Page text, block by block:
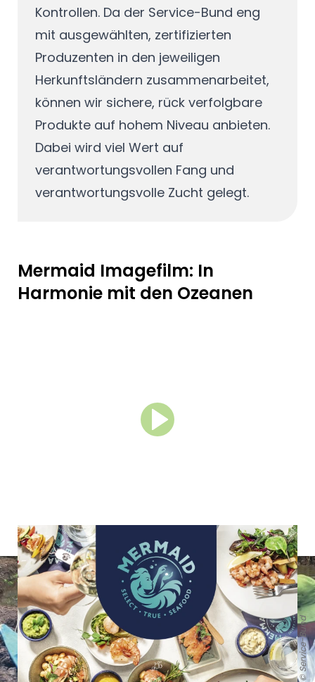
Kontrollen. Da der Service-Bund eng
mit ausgewählten, zertifizierten
Produzenten in den jeweiligen
Herkunftsländern zusammenarbeitet,
können wir sichere, rück verfolgbare
Produkte auf hohem Niveau anbieten.
Dabei wird viel Wert auf
verantwortungsvollen Fang und
verantwortungsvolle Zucht gelegt.
Mermaid Imagefilm: In
Harmonie mit den Ozeanen
© Service-Bund